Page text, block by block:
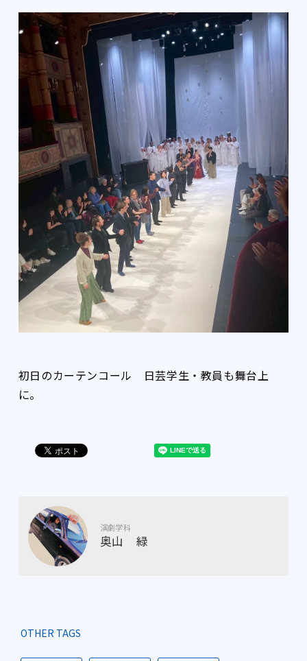
初日のカーテンコール 日芸学生・教員も舞台上
に。
演劇学科
奥山 緑
OTHER TAGS